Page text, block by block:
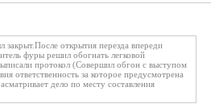
открытия перезда впереди
фуры решил обогнать легковой
протокол (Совершил обгон с выступом
ответственность за которое предусмотрена
дело по месту составления